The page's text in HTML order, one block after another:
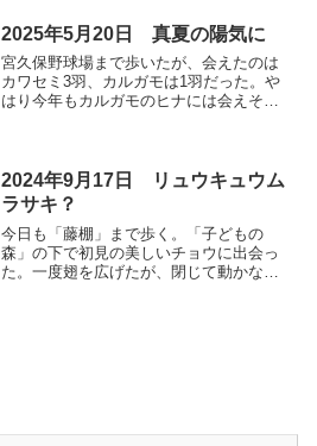
2025年5月20日 真夏の陽気に
宮久保野球場まで歩いたが、会えたのは
カワセミ3羽、カルガモは1羽だった。や
はり今年もカルガモのヒナには会えそう
中。色々なパフォ...
2024年9月17日 リュウキュウム
ラサキ？
今日も「藤棚」まで歩く。「子どもの
森」の下で初見の美しいチョウに出会っ
た。一度翅を広げたが、閉じて動かなく